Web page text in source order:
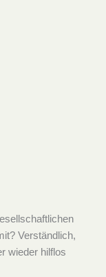
Verständlich,
wieder hilflos